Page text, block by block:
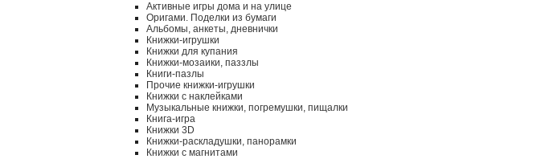
Активные игры дома и на улице
Оригами. Поделки из бумаги
Альбомы, анкеты, дневнички
Книжки-игрушки
Книжки для купания
Книжки-мозаики, паззлы
Книги-пазлы
Прочие книжки-игрушки
Книжки с наклейками
Музыкальные книжки, погремушки, пищалки
Книга-игра
Книжки 3D
Книжки-раскладушки, панорамки
Книжки с магнитами